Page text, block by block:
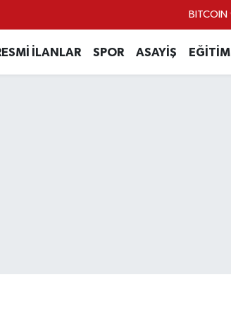
BITCOIN
İLANLAR SPOR ASAYİŞ EĞİTİM